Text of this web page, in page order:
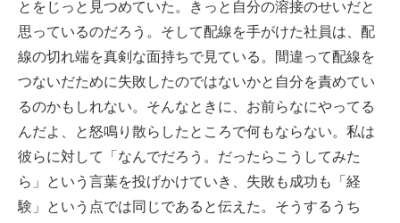
とをじっと見つめていた。きっと自分の溶接のせいだと
思っているのだろう。そして配線を手がけた社員は、配
線の切れ端を真剣な面持ちで見ている。間違って配線を
つないだために失敗したのではないかと自分を責めてい
るのかもしれない。そんなときに、お前らなにやってる
んだよ、と怒鳴り散らしたところで何もならない。私は
彼らに対して「なんでだろう。だったらこうしてみた
ら」という言葉を投げかけていき、失敗も成功も「経
験」という点では同じであると伝えた。そうするうち